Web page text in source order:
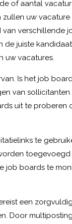
of aantal
uw vacature
verschillende
juiste
uw vacatures.
Is het job
van
uit te proberen
te
job boards te
een
Door